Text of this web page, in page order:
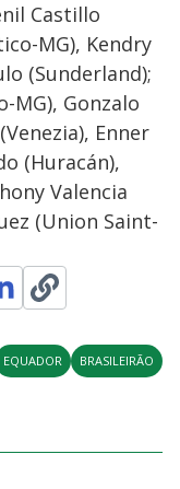
Castillo
MG), Kendry
(Sunderland);
MG), Gonzalo
Enner
(Huracán),
Valencia
(Union Saint-
EQUADOR BRASILEIRÃO